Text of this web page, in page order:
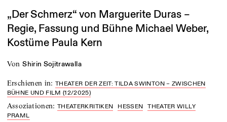
„Der Schmerz“ von Marguerite Duras –
Regie, Fassung und Bühne Michael Weber,
Kostüme Paula Kern
von Shirin Sojitrawalla
Erschienen in:THEATER DER ZEIT: TILDA SWINTON – ZWISCHEN
BÜHNE UND FILM (12/2025)
Assoziationen:THEATERKRITIKEN HESSEN
THEATER WILLY
PRAML